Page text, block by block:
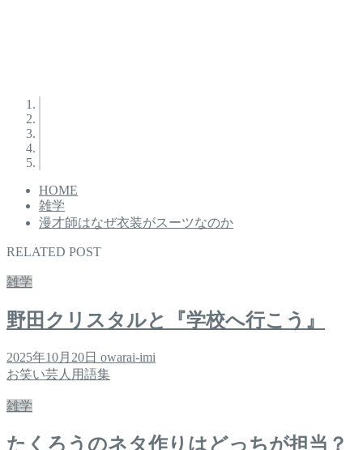
HOME
雑学
漫才師はなぜ衣装がスーツなのか
RELATED POST
雑学
野田クリスタルと『学校へ行こう』
2025年10月20日 owarai-imi
お笑い芸人用語集
雑学
たくろうのネタ作りはどっちが担当？